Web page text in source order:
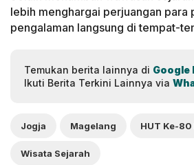
lebih menghargai perjuangan para
pengalaman langsung di tempat-
Temukan berita lainnya di Google
Ikuti Berita Terkini Lainnya via
Jogja Magelang HUT Ke-80
Wisata Sejarah